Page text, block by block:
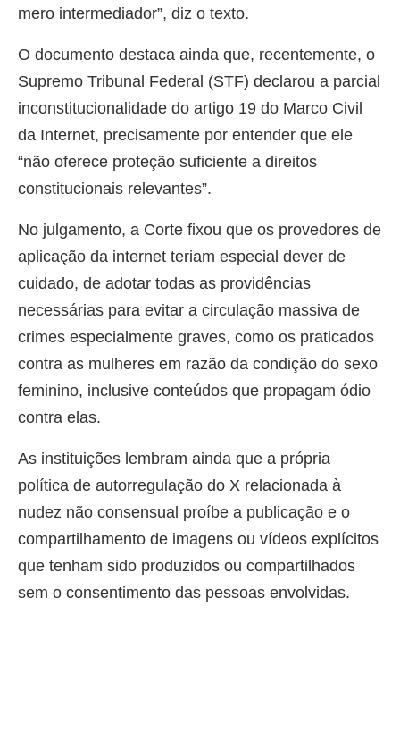
mero intermediador”, diz o texto.
O documento destaca ainda que, recentemente, o
Supremo Tribunal Federal (STF) declarou a parcial
inconstitucionalidade do artigo 19 do Marco Civil
da Internet, precisamente por entender que ele
“não oferece proteção suficiente a direitos
constitucionais relevantes”.
No julgamento, a Corte fixou que os provedores de
aplicação da internet teriam especial dever de
cuidado, de adotar todas as providências
necessárias para evitar a circulação massiva de
crimes especialmente graves, como os praticados
contra as mulheres em razão da condição do sexo
feminino, inclusive conteúdos que propagam ódio
contra elas.
As instituições lembram ainda que a própria
política de autorregulação do X relacionada à
nudez não consensual proíbe a publicação e o
compartilhamento de imagens ou vídeos explícitos
que tenham sido produzidos ou compartilhados
sem o consentimento das pessoas envolvidas.